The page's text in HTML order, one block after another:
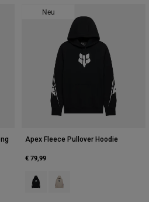
Graphitgrau.
of Mitternachtsblau.
type of Amber Scarlet.
Neu
Apex Fleece Pullover Hoodie
€ 79,99
Product swatch type of Schwarz.
Product swatch type of